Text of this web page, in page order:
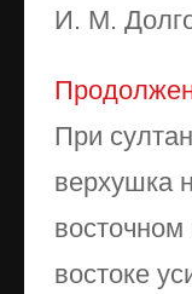
И. М.
При
верхушка
востоке